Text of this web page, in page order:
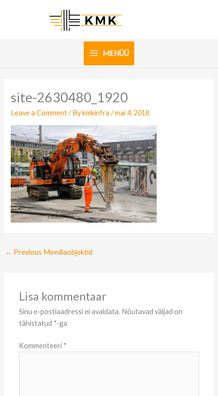
MENÜÜ
site-2630480_1920
Leave a Comment / Bykmkinfra/mai 4, 2018
← Previous Meediaobjektid
Lisa kommentaar
Sinu e-postiaadressi ei avaldata. Nõutavad väljad on
tähistatud *-ga
Kommenteeri *